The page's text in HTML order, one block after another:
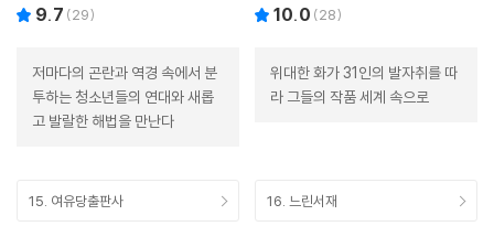
9.7 (29)
저마다의 곤란과 역경 속에서 분
투하는 청소년들의 연대와 새롭
고 발랄한 해법을 만난다
10.0 (28)
위대한 화가 31인의 발자취를 따
라 그들의 작품 세계 속으로
15. 여유당출판사 16. 느린서재